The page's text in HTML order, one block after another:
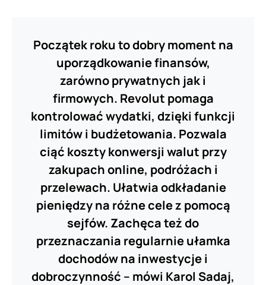
Początek roku to dobry moment na
uporządkowanie finansów,
zarówno prywatnych jak i
firmowych. Revolut pomaga
kontrolować wydatki, dzięki funkcji
limitów i budżetowania. Pozwala
ciąć koszty konwersji walut przy
zakupach online, podróżach i
przelewach. Ułatwia odkładanie
pieniędzy na różne cele z pomocą
sejfów. Zachęca też do
przeznaczania regularnie ułamka
dochodów na inwestycje i
dobroczynność – mówi Karol Sadaj,